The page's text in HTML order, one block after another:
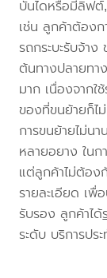
บันไดหรือมีลิฟต์,
เช่น ลูกค้าต้องก
รถกระบะรับจ้า
ต้นทางปลายทา
มาก เนื่องจากใ
ของที่ขนย้ายก็ไ
การขนย้ายไม่น
หลายอยาง ในก
แต่ลูกค้าไม่ต้อง
รายละเอียด เพื่
รับรอง ลูกค้าได้
ระดับ บริการปร